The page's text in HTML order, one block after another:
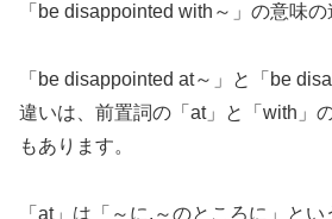
「be disappointed with～」の意味の
「be disappointed at～」と「be
違いは、前置詞の「at」と「with」
もあります。
「at」は「～に,～のところに」とい